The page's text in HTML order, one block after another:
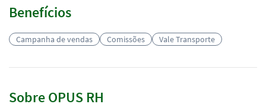
Benefícios
Campanha de vendas Comissões Vale Transporte
Sobre OPUS RH